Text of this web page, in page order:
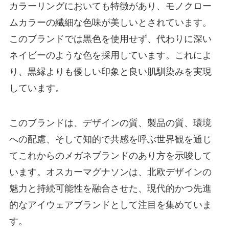
カラーリングにおいても特徴があり、モノクロー
ムカラーの繊細な色味が美しいとされています。
このブランドでは黒色を使用せず、代わりに深い
ネイビーのような色を採用しています。これによ
り、黒縁よりも優しい印象と良い肌馴染みを実現
しています。
このブランドは、デザインの質、製品の質、環境
への配慮、そして知的で共感を呼ぶ世界観を通じ
てこれからのメガネブランドのあり方を示唆して
います。オスカーマグナソンは、北欧デザインの
魅力と持続可能性を融合させた、現代的かつ先進
的なアイウェアブランドとして注目を集めていま
す。